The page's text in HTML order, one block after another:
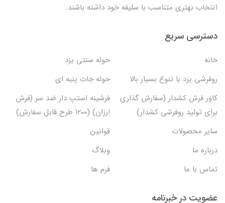
انتخاب بهتری متناسب با سلیقه خود داشته باشند.
دسترسی سریع
خانه
حوله سنتی یزد
روفرشی یزد با تنوع بسیار بالا
حوله جات پنبه ای
کاور فرش کشدار (سفارش گذاری
برای تولید روفرشی کشدار)
فرشینه استپ دار ضد سر (فرش
ارزان) (۱۲۰۰ طرح قابل سفارش)
سایر محصولات
قوانین
درباره ما
وبلاگ
تماس با ما
فرم ها
عضویت در خبرنامه